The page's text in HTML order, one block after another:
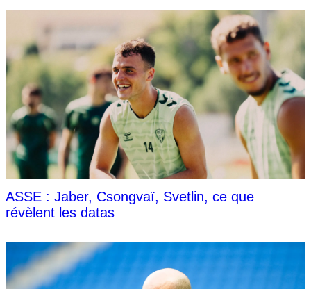
ASSE : Jaber, Csongvaï, Svetlin, ce que
révèlent les datas